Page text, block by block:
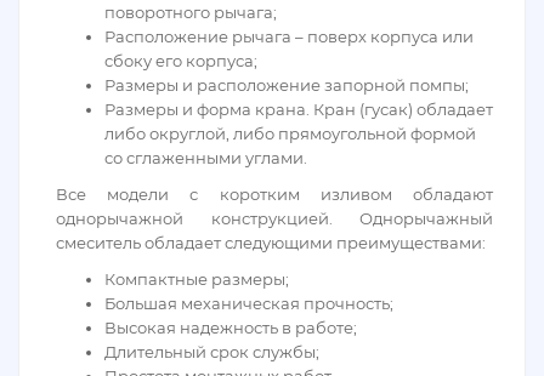
поворотного рычага;
Расположение рычага – поверх корпуса или
сбоку его корпуса;
Размеры и расположение запорной помпы;
Размеры и форма крана. Кран (гусак) обладает
либо округлой, либо прямоугольной формой
со сглаженными углами.
Все модели с коротким изливом обладают
однорычажной конструкцией. Однорычажный
смеситель обладает следующими преимуществами:
Компактные размеры;
Большая механическая прочность;
Высокая надежность в работе;
Длительный срок службы;